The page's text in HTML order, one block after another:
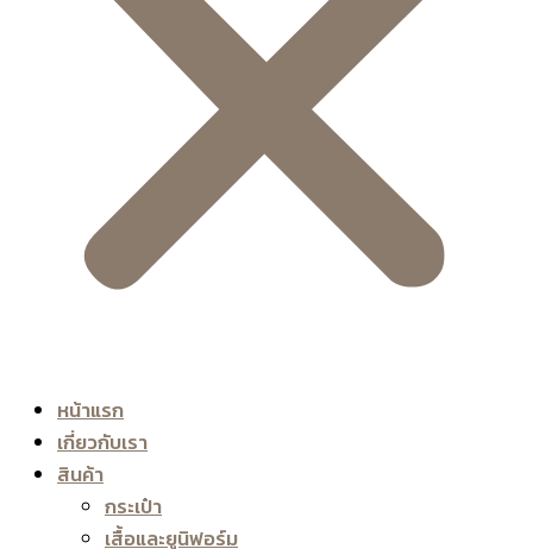
หน้าแรก
เกี่ยวกับเรา
สินค้า
กระเป๋า
เสื้อและยูนิฟอร์ม